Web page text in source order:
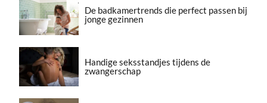
De badkamertrends die perfect passen bij
jonge gezinnen
Handige seksstandjes tijdens de
zwangerschap